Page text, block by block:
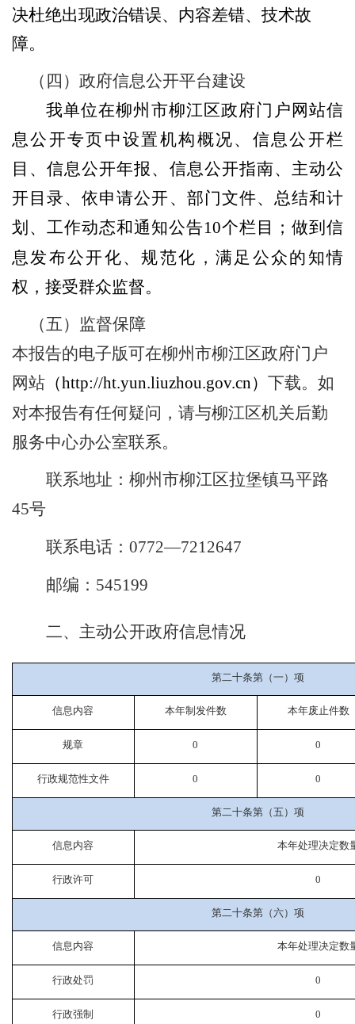
决杜绝出现政治错误、内容差错、技术故
障。
（四）政府信息公开平台建设
我单位在柳州市柳江区政府门户网站信
息公开专页中设置机构概况、 信息公开栏
目、信息公开年报、信息公开指南、主动公
开目录、依申请公开、部门文件、总结和计
划、工作动态和通知公告10个栏目；做到 信
息发布公开化、规范化，满足公众的知情
权，接受群众监督。
（五）监督保障
本报告的电子版可在柳州市柳江区政府门户
网站 （http://ht.yun.liuzhou.gov.cn） 下载。如
对本报告有任何疑问，请与柳江区机关后勤
服务中心办公室联系。
联系地址： 柳州市柳江区拉堡镇马平路
45号
联系电话： 0772—7212647
邮编： 545199
二、主动公开政府信息情况
第二十条第（一）项
信息内容 本年制发件数 本年废止件数
规章 0 0
行政规范性文件 0 0
第二十条第（五）项
信息内容 本年处理决定数
行政许可 0
第二十条第（六）项
信息内容 本年处理决定数
行政处罚 0
行政强制 0